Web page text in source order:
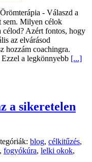
- Válaszd a
sem. Milyen célok
Azért fontos, hogy
az elvárásod
hozzám coachingra.
a legkönnyebb [...]
a sikeretelen
blog, célkitűzés,
, fogyókúra, lelki okok,